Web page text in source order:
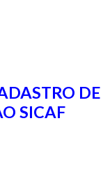
DE
SICAF